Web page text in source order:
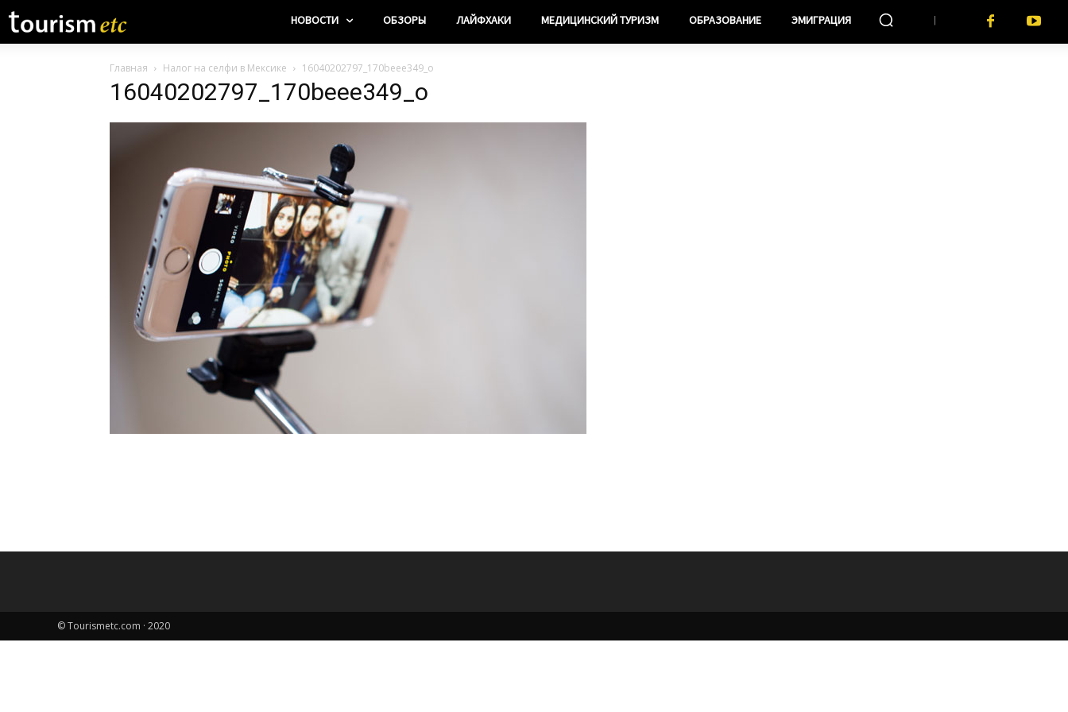
НОВОСТИ ОБЗОРЫ ЛАЙФХАКИ МЕДИЦИНСКИЙ ТУРИЗМ ОБРАЗОВАНИЕ ЭМИГРАЦИЯ
Главная Налог на селфи в Мексике 16040202797_170beee349_o
16040202797_170beee349_o
© Tourismetc.com · 2020